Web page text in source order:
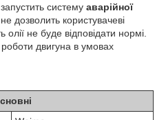
систему аварійної
не дозволить користувачеві
олії не буде відповідати нормі.
двигуна в умовах